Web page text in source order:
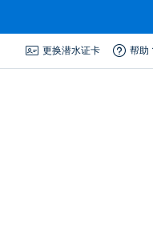
更换潜水证卡 帮助